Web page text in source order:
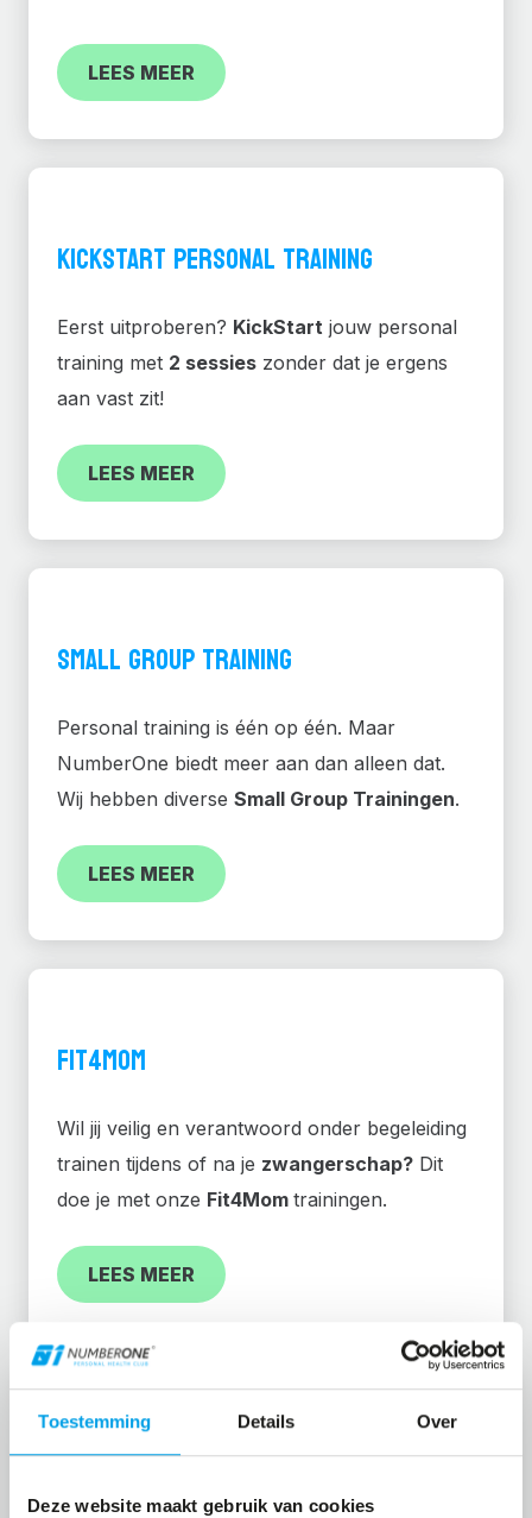
Toestemming Details Over
Deze website maakt gebruik van cookies
LEES MEER
KICKSTART PERSONAL TRAINING
Eerst uitproberen? KickStart jouw personal
training met 2 sessies zonder dat je ergens
aan vast zit!
LEES MEER
SMALL GROUP TRAINING
Personal training is één op één. Maar
NumberOne biedt meer aan dan alleen dat.
Wij hebben diverse Small Group Trainingen.
LEES MEER
FIT4MOM
Wil jij veilig en verantwoord onder begeleiding
trainen tijdens of na je zwangerschap? Dit
doe je met onze Fit4Mom trainingen.
LEES MEER
BEDRIJFSFITNESS